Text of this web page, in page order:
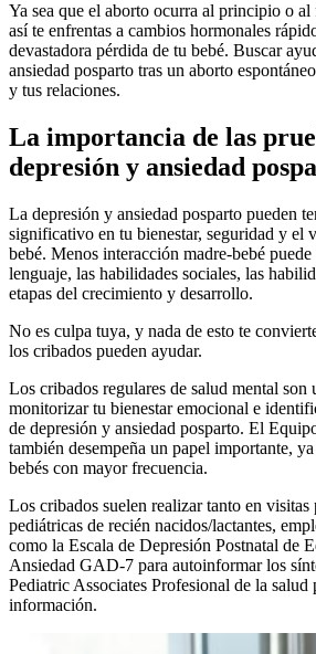
Ya sea que el aborto ocurra al principio o
así te enfrentas a cambios hormonales
devastadora pérdida de tu bebé. Buscar
ansiedad posparto tras un aborto
y tus relaciones.
La importancia de las
depresión y ansiedad
La depresión y ansiedad posparto pueden
significativo en tu bienestar, seguridad y el
bebé. Menos interacción madre-bebé
lenguaje, las habilidades sociales, las
etapas del crecimiento y desarrollo.
No es culpa tuya, y nada de esto te
los cribados pueden ayudar.
Los cribados regulares de salud mental son
monitorizar tu bienestar emocional e
de depresión y ansiedad posparto. El
también desempeña un papel importante,
bebés con mayor frecuencia.
Los cribados suelen realizar tanto en visitas
pediátricas de recién nacidos/lactantes,
como la Escala de Depresión Postnatal de
Ansiedad GAD-7 para autoinformar los
Pediatric Associates Profesional de la salud
información.